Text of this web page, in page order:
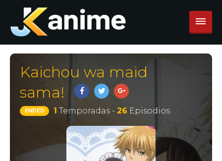
Kaichou wa maid
sama!
ENDED 1 Temporadas - 26 Episodios